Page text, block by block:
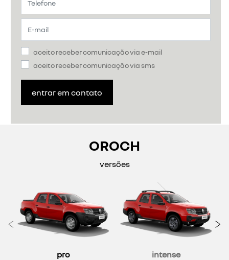
aceito receber comunicação via e-mail
aceito receber comunicação via sms
entrar em contato
OROCH
versões
pro intense
Anterior